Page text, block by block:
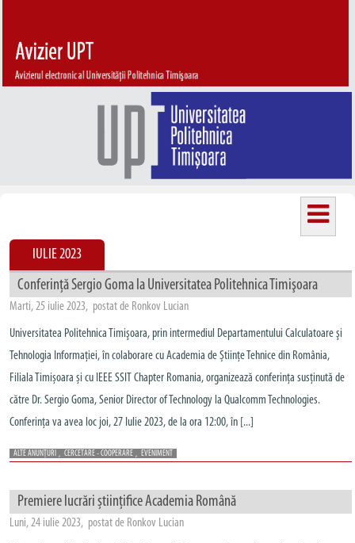
IULIE 2023
Conferință Sergio Goma la Universitatea Politehnica Timişoara
Marti, 25 iulie 2023, postat de Ronkov Lucian
Universitatea Politehnica Timişoara, prin intermediul Departamentului Calculatoare şi
Tehnologia Informaţiei, în colaborare cu Academia de Științe Tehnice din România,
Filiala Timișoara și cu IEEE SSIT Chapter Romania, organizează conferința susținută de
către Dr. Sergio Goma, Senior Director of Technology la Qualcomm Technologies.
Conferința va avea loc joi, 27 Iulie 2023, de la ora 12:00, în [...]
ALTE ANUNȚURI , CERCETARE - COOPERARE , EVENIMENT
Premiere lucrări științifice Academia Română
Luni, 24 iulie 2023, postat de Ronkov Lucian